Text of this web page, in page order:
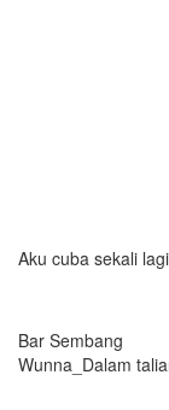
Aku cuba sekali
Bar Sembang
Wunna_Dalam